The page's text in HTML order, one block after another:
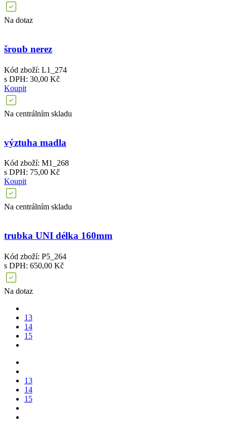
Na dotaz
šroub nerez
Kód zboží: L1_274
s DPH: 30,00 Kč
Koupit
Na centrálním skladu
výztuha madla
Kód zboží: M1_268
s DPH: 75,00 Kč
Koupit
Na centrálním skladu
trubka UNI délka 160mm
Kód zboží: P5_264
s DPH: 650,00 Kč
Na dotaz
13
14
15
13
14
15